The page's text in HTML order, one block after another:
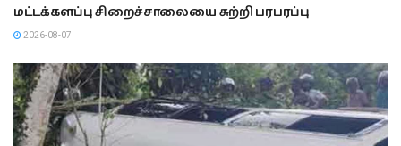
மட்டக்களப்பு சிறைச்சாலையை சுற்றி பரபரப்பு
2026-08-07